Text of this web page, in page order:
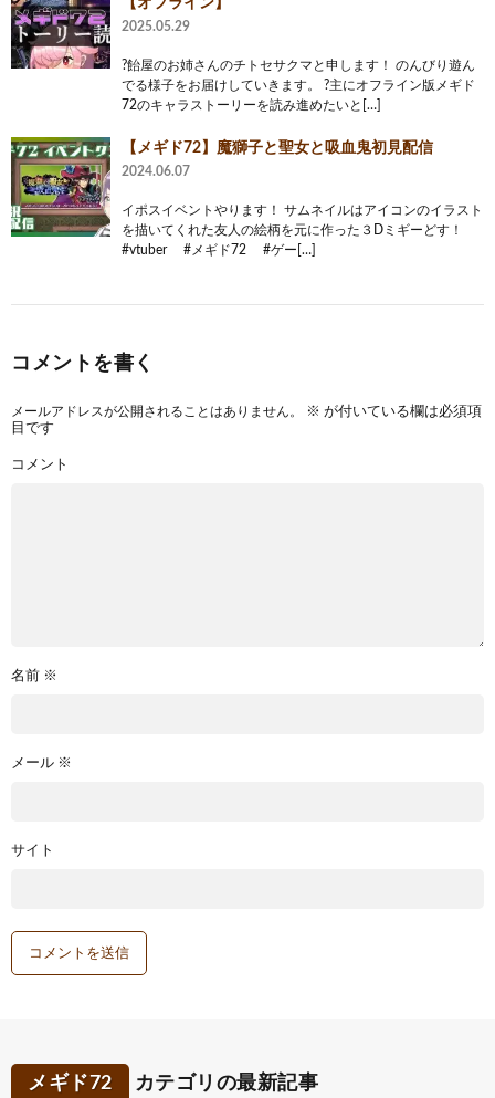
2025.05.29
?飴屋のお姉さんのチトセサクマと申します！ のんびり遊ん
でる様子をお届けしていきます。 ?主にオフライン版メギド
72のキャラストーリーを読み進めたいと[…]
【メギド72】魔獅子と聖女と吸血鬼初見配信
2024.06.07
イポスイベントやります！ サムネイルはアイコンのイラスト
を描いてくれた友人の絵柄を元に作った３Dミギーどす！
#vtuber #メギド72 #ゲー[…]
コメントを書く
メールアドレスが公開されることはありません。 ※ が付いている欄は必須項
目です
コメント
名前 ※
メール ※
サイト
メギド72 カテゴリの最新記事